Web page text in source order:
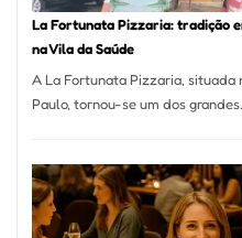
La Fortunata Pizzaria: tradição
na Vila da Saúde
A La Fortunata Pizzaria, situada
Paulo, tornou-se um dos